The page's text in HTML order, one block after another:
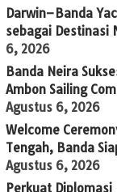
Darwin–Banda
sebagai Destinasi
6, 2026
Banda Neira
Ambon Sailing
Agustus 6, 2026
Welcome
Tengah, Banda
Agustus 6, 2026
Perkuat